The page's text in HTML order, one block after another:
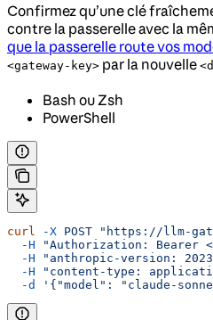
Confirmez qu’une clé
contre la passerelle avec la
que la passerelle route vos
<gateway-key> par la nouvelle
Bash ou Zsh
PowerShell
curl -X POST "https://llm-
  -H
"Authorization: Bearer
  -H
"anthropic-version:
  -H
"content-type:
  -d
'{"model": "claude-